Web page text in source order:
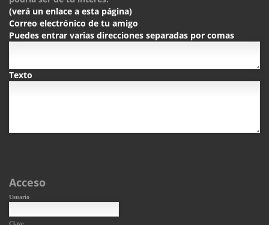
(verá un enlace a esta página)
Correo electrónico de tu amigo
Puedes entrar varias direcciones separadas por comas
Texto
Acceso
Usuario
Clave